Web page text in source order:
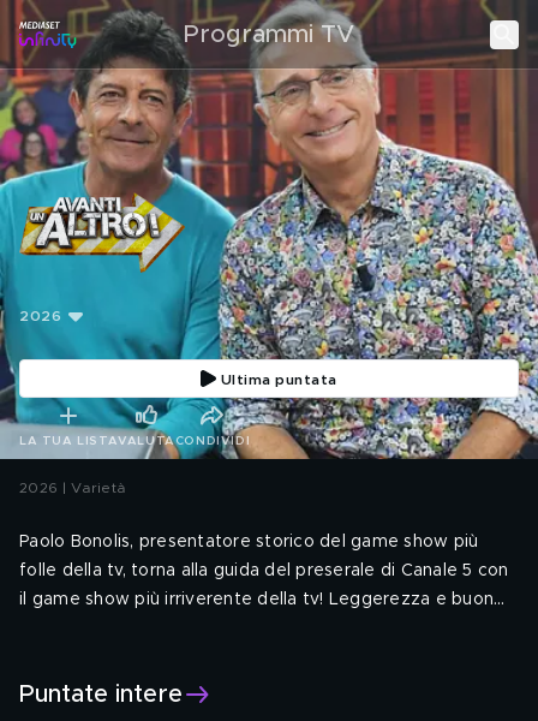
Programmi TV
2026
Ultima puntata
LA TUA LISTAVALUTACONDIVIDI
2026 | Varietà
Paolo Bonolis, presentatore storico del game show più
folle della tv, torna alla guida del preserale di Canale 5 con
il game show più irriverente della tv! Leggerezza e buon
Puntate intere